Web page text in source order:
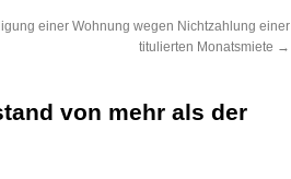
einer Wohnung wegen Nichtzahlung einer
titulierten Monatsmiete →
von mehr als der